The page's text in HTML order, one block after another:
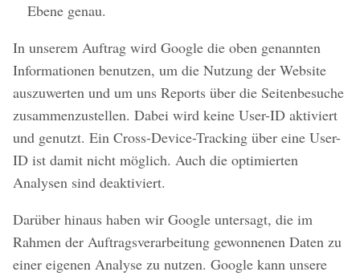
Ebene genau.
In unserem Auftrag wird Google die oben genannten
Informationen benutzen, um die Nutzung der Website
auszuwerten und um uns Reports über die Seitenbesuche
zusammenzustellen. Dabei wird keine User-ID aktiviert
und genutzt. Ein Cross-Device-Tracking über eine User-
ID ist damit nicht möglich. Auch die optimierten
Analysen sind deaktiviert.
Darüber hinaus haben wir Google untersagt, die im
Rahmen der Auftragsverarbeitung gewonnenen Daten zu
einer eigenen Analyse zu nutzen. Google kann unsere